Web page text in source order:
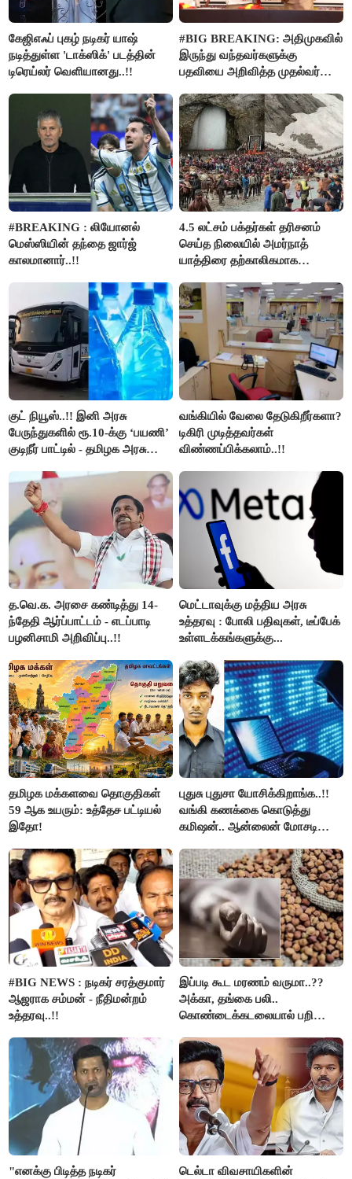
கேஜிஎஃப் புகழ் நடிகர் யாஷ்
நடித்துள்ள 'டாக்‌ஸிக்' படத்தின்
டிரெய்லர் வெளியானது..!!
#BIG BREAKING: அதிமுகவில்
இருந்து வந்தவர்களுக்கு
பதவியை அறிவித்த முதல்வர்
#BREAKING : லியோனல்
மெஸ்ஸியின் தந்தை ஜார்ஜ்
காலமானார்..!!
4.5 லட்சம் பக்தர்கள் தரிசனம்
செய்த நிலையில் அமர்நாத்
யாத்திரை தற்காலிகமாக
குட் நியூஸ்..!! இனி அரசு
பேருந்துகளில் ரூ.10-க்கு ‘பயணி’
குடிநீர் பாட்டில் - தமிழக அரசு
வங்கியில் வேலை தேடுகிறீர்களா?
டிகிரி முடித்தவர்கள்
விண்ணப்பிக்கலாம்..!!
த.வெ.க. அரசை கண்டித்து 14-
ந்தேதி ஆர்ப்பாட்டம் - எடப்பாடி
பழனிசாமி அறிவிப்பு..!!
மெட்டாவுக்கு மத்திய அரசு
உத்தரவு : போலி பதிவுகள், டீப்பேக்
உள்ளடக்கங்களுக்கு...
தமிழக மக்களவை தொகுதிகள்
59 ஆக உயரும்: உத்தேச பட்டியல்
இதோ!
புதுசு புதுசா யோசிக்கிறாங்க..!!
வங்கி கணக்கை கொடுத்து
கமிஷன்.. ஆன்லைன் மோசடி
கைது..!!
#BIG NEWS : நடிகர் சரத்குமார்
ஆஜராக சம்மன் - நீதிமன்றம்
உத்தரவு..!!
இப்படி கூட மரணம் வருமா..??
அக்கா, தங்கை பலி..
கொண்டைக்கடலையால் பறிபோன
"எனக்கு பிடித்த நடிகர்
டெல்டா விவசாயிகளின்